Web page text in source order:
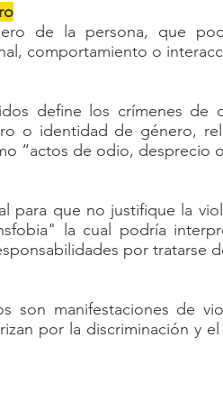
de la persona, que
comportamiento o
define los crímenes
o identidad de género,
“actos de odio, desprecio
para que no justifique la
la cual podría
por tratarse
son manifestaciones de
por la discriminación y